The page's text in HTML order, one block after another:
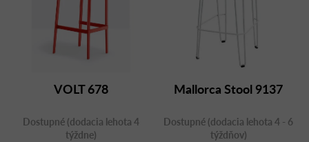
VOLT 678
Dostupné (dodacia lehota 4
týždne)
Mallorca Stool 9137
Dostupné (dodacia lehota 4 - 6
týždňov)